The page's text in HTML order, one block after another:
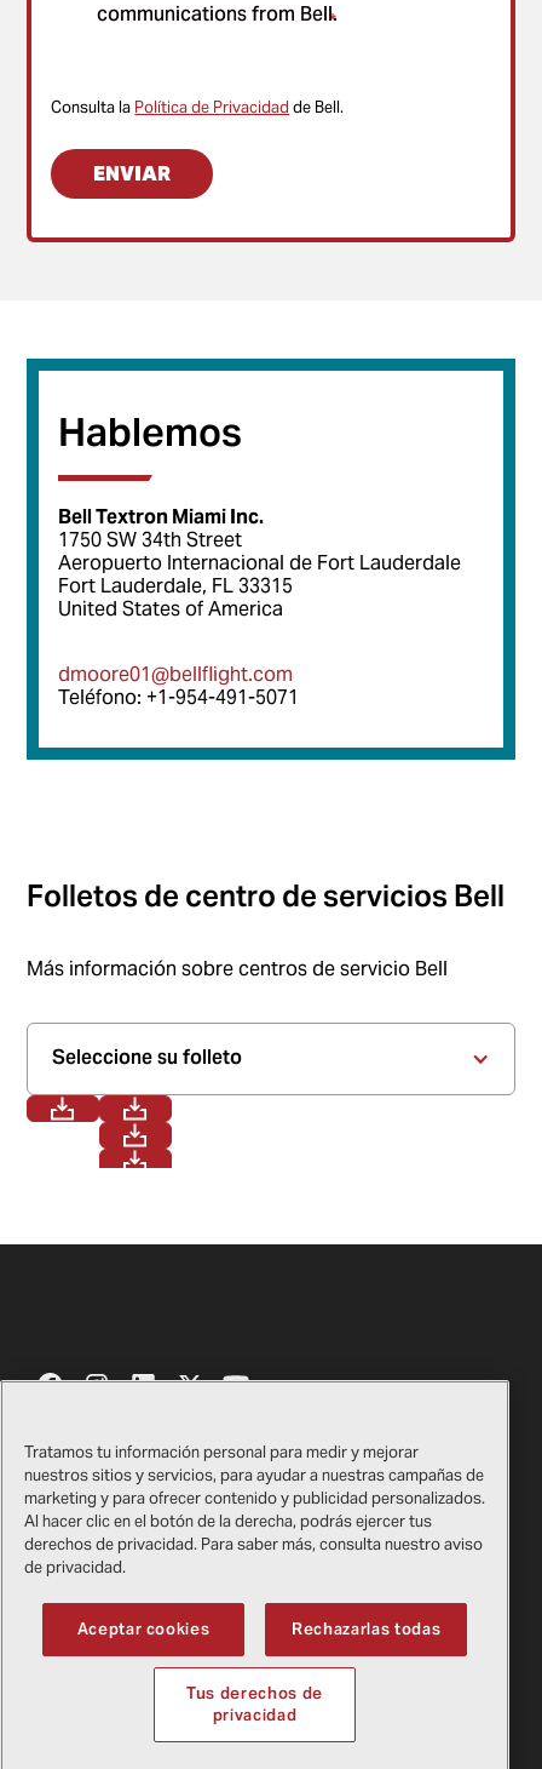
communications from Bell.
*
Consulta la Política de Privacidad de Bell.
Hablemos
Bell Textron Miami Inc.
1750 SW 34th Street
Aeropuerto Internacional de Fort Lauderdale
Fort Lauderdale, FL 33315
United States of America
dmoore01@bellflight.com
Teléfono: +1-954-491-5071
Folletos de centro de servicios Bell
Más información sobre centros de servicio Bell
Seleccione su folleto
Contáctenos
Tienda de regalos de Bell​​​​​​​
Proveedores
Certificados
Información legal
Bell Textron Inc.
Tratamos tu información personal para medir y mejorar
nuestros sitios y servicios, para ayudar a nuestras campañas de
marketing y para ofrecer contenido y publicidad personalizados.
Al hacer clic en el botón de la derecha, podrás ejercer tus
derechos de privacidad. Para saber más, consulta nuestro aviso
de privacidad.
Aceptar cookies Rechazarlas todas
Tus derechos de
privacidad